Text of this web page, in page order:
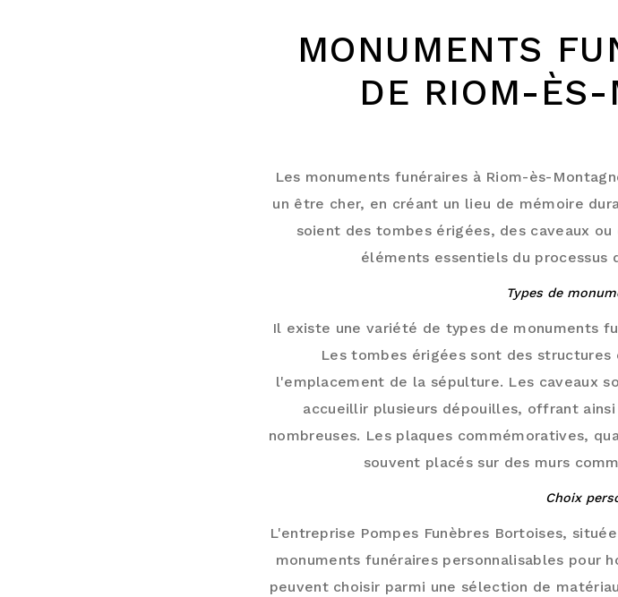
MONUMENTS
DE RIOM-ÈS-
Les monuments funéraires à Riom-ès-
un être cher, en créant un lieu de mémoire
soient des tombes érigées, des caveaux
éléments essentiels du
Types de
Il existe une variété de types de monuments
Les tombes érigées sont des
l'emplacement de la sépulture. Les caveaux
accueillir plusieurs dépouilles, offrant
nombreuses. Les plaques commémoratives,
souvent placés sur des murs
Choix
L'entreprise Pompes Funèbres Bortoises,
monuments funéraires personnalisables pour
peuvent choisir parmi une sélection de